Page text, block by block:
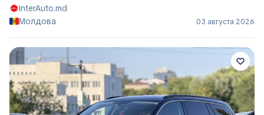
InterAuto.md
Молдова
03 августа 2026